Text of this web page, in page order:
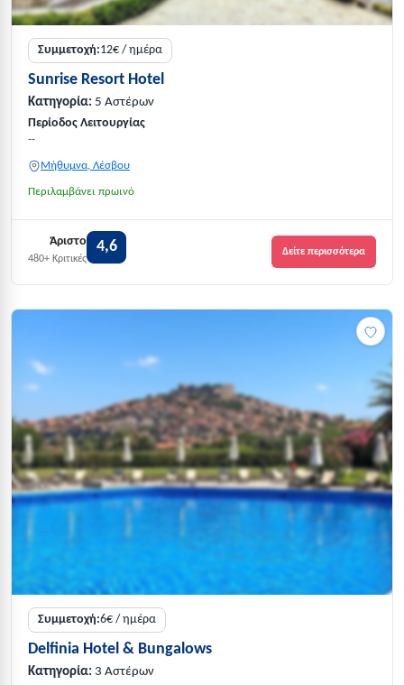
Συμμετοχή:12€ / ημέρα
Sunrise Resort Hotel
Κατηγορία: 5 Αστέρων
Περίοδος Λειτουργίας
--
Μήθυμνα, Λέσβου
Περιλαμβάνει πρωινό
Άριστο
480+ Κριτικές
4,6 Δείτε περισσότερα
Συμμετοχή:6€ / ημέρα
Delfinia Hotel & Bungalows
Κατηγορία: 3 Αστέρων